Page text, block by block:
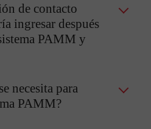
de contacto
ingresar después
PAMM y
necesita para
PAMM?